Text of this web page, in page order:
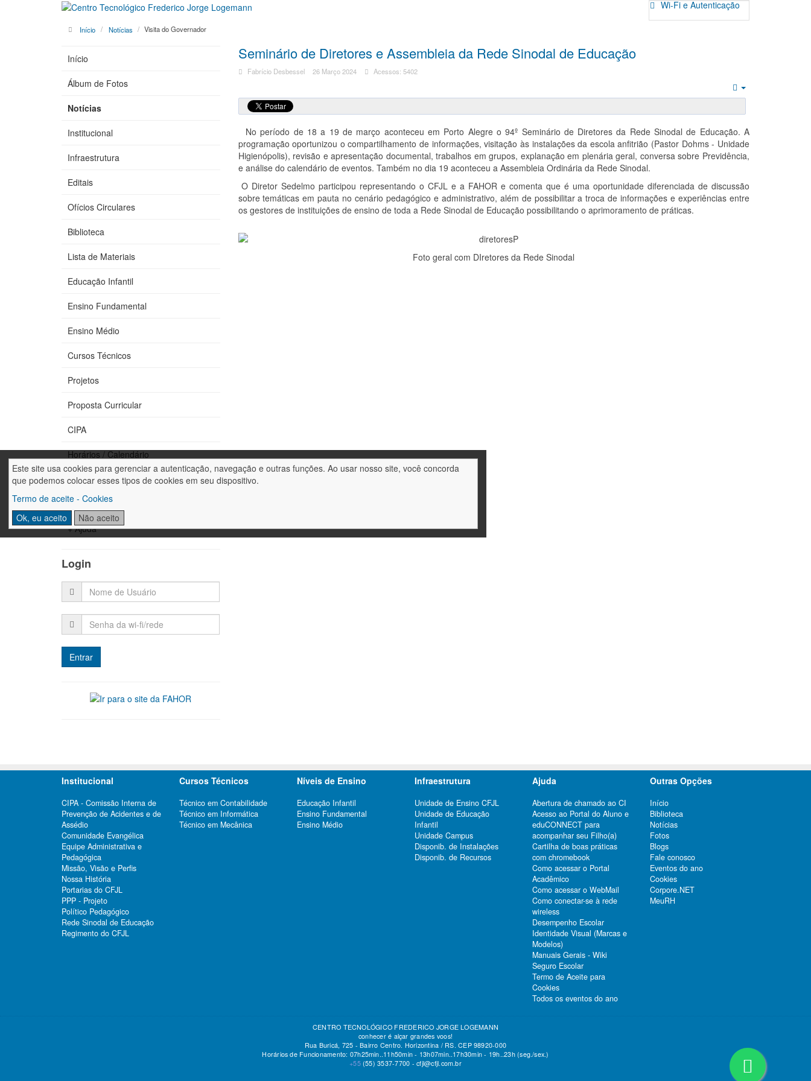
Este site usa cookies para gerenciar a autenticação, navegação e outras funções. Ao usar nosso site, você concorda
que podemos colocar esses tipos de cookies em seu dispositivo.
Termo de aceite - Cookies
Ok, eu aceito
Não aceito
Wi-Fi e Autenticação
Início Notícias Visita do Governador
Seminário de Diretores e Assembleia da Rede Sinodal de Educação
Fabrício Desbessel 26 Março 2024 Acessos: 5402
Empty
No período de 18 a 19 de março aconteceu em Porto Alegre o 94º Seminário de Diretores da Rede Sinodal de Educação. A
programação oportunizou o compartilhamento de informações, visitação às instalações da escola anfitrião (Pastor Dohms - Unidade
Higienópolis), revisão e apresentação documental, trabalhos em grupos, explanação em plenária geral, conversa sobre Previdência,
e análise do calendário de eventos. Também no dia 19 aconteceu a Assembleia Ordinária da Rede Sinodal.
O Diretor Sedelmo participou representando o CFJL e a FAHOR e comenta que é uma oportunidade diferenciada de discussão
sobre temáticas em pauta no cenário pedagógico e administrativo, além de possibilitar a troca de informações e experiências entre
os gestores de instituições de ensino de toda a Rede Sinodal de Educação possibilitando o aprimoramento de práticas.
Foto geral com DIretores da Rede Sinodal
Início
Álbum de Fotos
Notícias
Institucional
Infraestrutura
Editais
Ofícios Circulares
Biblioteca
Lista de Materiais
Educação Infantil
Ensino Fundamental
Ensino Médio
Cursos Técnicos
Projetos
Proposta Curricular
CIPA
Horários / Calendário
Fale conosco
Trabalhe conosco
+ Ajuda
Login
Institucional
CIPA - Comissão Interna de
Prevenção de Acidentes e de
Assédio
Comunidade Evangélica
Equipe Administrativa e
Pedagógica
Missão, Visão e Perfis
Nossa História
Portarias do CFJL
PPP - Projeto
Político Pedagógico
Rede Sinodal de Educação
Regimento do CFJL
Cursos Técnicos
Técnico em Contabilidade
Técnico em Informática
Técnico em Mecânica
Níveis de Ensino
Educação Infantil
Ensino Fundamental
Ensino Médio
Infraestrutura
Unidade de Ensino CFJL
Unidade de Educação
Infantil
Unidade Campus
Disponib. de Instalações
Disponib. de Recursos
Ajuda
Abertura de chamado ao CI
Acesso ao Portal do Aluno e
eduCONNECT para
acompanhar seu Filho(a)
Cartilha de boas práticas
com chromebook
Como acessar o Portal
Acadêmico
Como acessar o WebMail
Como conectar-se à rede
wireless
Desempenho Escolar
Identidade Visual (Marcas e
Modelos)
Manuais Gerais - Wiki
Seguro Escolar
Termo de Aceite para
Cookies
Todos os eventos do ano
Outras Opções
Início
Biblioteca
Notícias
Fotos
Blogs
Fale conosco
Eventos do ano
Cookies
Corpore.NET
MeuRH
CENTRO TECNOLÓGICO FREDERICO JORGE LOGEMANN
conhecer é alçar grandes voos!
Rua Buricá, 725 - Bairro Centro. Horizontina / RS. CEP 98920-000
Horários de Funcionamento: 07h25min..11h50min - 13h07min..17h30min - 19h..23h (seg./sex.)
+55 (55) 3537-7700 -cfjl@cfjl.com.br